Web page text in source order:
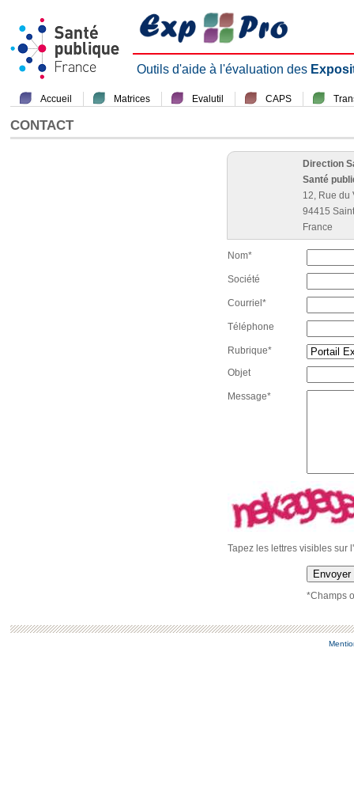
Outils d'aide à l'évaluation des
Accueil Matrices Evalutil CAPS
CONTACT
Direction
Santé
12, Rue du
94415
France
Nom*
Société
Courriel*
Téléphone
Rubrique*
Objet
Message*
Tapez les lettres visibles sur
Envoyer
*Champs